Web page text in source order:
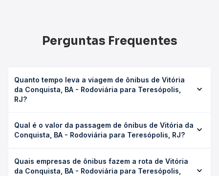
Perguntas Frequentes
Quanto tempo leva a viagem de ônibus de Vitória
da Conquista, BA - Rodoviária para Teresópolis,
RJ?
Rodoviária para Teresópolis, RJ leva em média 18h 50min,
podendo variar conforme a viação, o tipo de serviço
disponíveis e vê a duração exata de cada opção na data
Qual é o valor da passagem de ônibus de Vitória da
Conquista, BA - Rodoviária para Teresópolis, RJ?
BA - Rodoviária para Teresópolis, RJ custa em média R$
489,90 e varia conforme a data da viagem, a empresa, o
Quais empresas de ônibus fazem a rota de Vitória
da Conquista, BA - Rodoviária para Teresópolis,